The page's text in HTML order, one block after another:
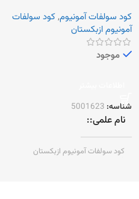
کود سولفات آمونیوم,کود سولفات
آمونیوم ازبکستان
موجود
شناسه: 5001623
نام علمی:
کود سولفات آمونیوم ازبکستان